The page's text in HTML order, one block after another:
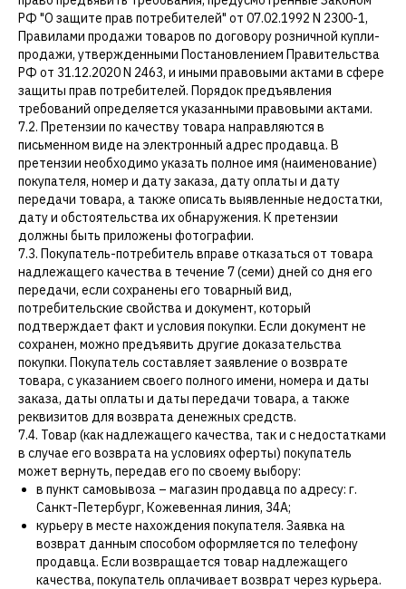
РФ "О защите прав потребителей" от 07.02.1992 N 2300-1,
Правилами продажи товаров по договору розничной купли-
продажи, утвержденными Постановлением Правительства
РФ от 31.12.2020 N 2463, и иными правовыми актами в сфере
защиты прав потребителей. Порядок предъявления
требований определяется указанными правовыми актами.
7.2. Претензии по качеству товара направляются в
письменном виде на электронный адрес продавца. В
претензии необходимо указать полное имя (наименование)
покупателя, номер и дату заказа, дату оплаты и дату
передачи товара, а также описать выявленные недостатки,
дату и обстоятельства их обнаружения. К претензии
должны быть приложены фотографии.
7.3. Покупатель-потребитель вправе отказаться от товара
надлежащего качества в течение 7 (семи) дней со дня его
передачи, если сохранены его товарный вид,
потребительские свойства и документ, который
подтверждает факт и условия покупки. Если документ не
сохранен, можно предъявить другие доказательства
покупки. Покупатель составляет заявление о возврате
товара, с указанием своего полного имени, номера и даты
заказа, даты оплаты и даты передачи товара, а также
реквизитов для возврата денежных средств.
7.4. Товар (как надлежащего качества, так и с недостатками
в случае его возврата на условиях оферты) покупатель
может вернуть, передав его по своему выбору:
в пункт самовывоза – магазин продавца по адресу: г.
Санкт-Петербург, Кожевенная линия, 34А;
курьеру в месте нахождения покупателя. Заявка на
возврат данным способом оформляется по телефону
продавца. Если возвращается товар надлежащего
качества, покупатель оплачивает возврат через курьера.
СПБ, ГАЗОВАЯ 10 ЛИТЕР Н
АДРЕС
ЕЖЕДНЕВНО 12:00-20:00
КОНФИДЕНЦИАЛЬНОСТЬ
ДОГОВОР ОФЕРТЫ
КАТАЛОГ
ДОСТАВКА
КЛИЕНТАМ
ФИЛОСОФИЯ
КОНТАКТЫ
GHETTO PRINCESS
СВЯЗАТЬСЯ С НАМИ
© 2018-2025 GHETTO PRINCESS